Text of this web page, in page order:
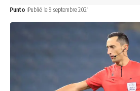
Punto Publié le 9 septembre 2021